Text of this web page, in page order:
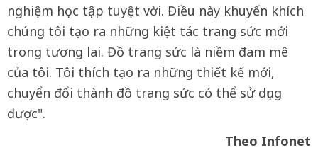
nghiệm học tập tuyệt vời. Điều này khuyến khích
chúng tôi tạo ra những kiệt tác trang sức mới
trong tương lai. Đồ trang sức là niềm đam mê
của tôi. Tôi thích tạo ra những thiết kế mới,
chuyển đổi thành đồ trang sức có thể sử dụng
được".
Theo Infonet